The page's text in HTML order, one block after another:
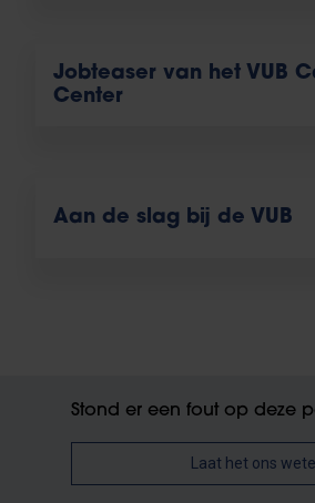
Jobteaser van het VUB
Center
Aan de slag bij de VUB
Stond er een fout op deze
Laat het ons